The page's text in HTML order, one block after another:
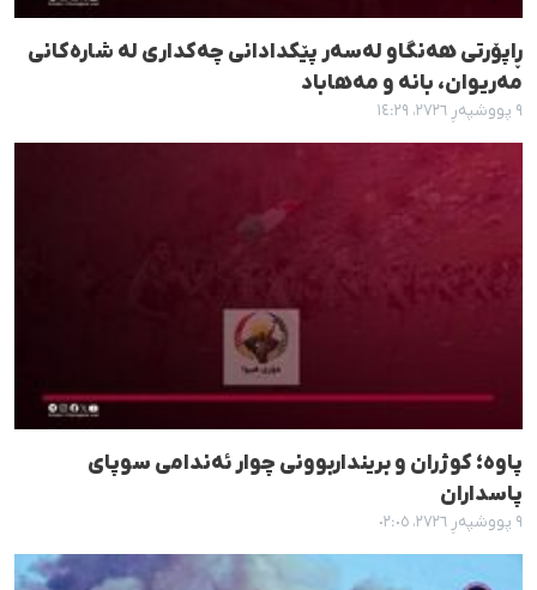
ڕاپۆرتی هەنگاو لەسەر پێکدادانی چەکداری لە شارەکانی
مەریوان، بانە و مەهاباد
٩ پووشپەڕ ٢٧٢٦، ١٤:٢٩
پاوە؛ کوژران و برینداربوونی چوار ئەندامی سوپای
پاسداران
٩ پووشپەڕ ٢٧٢٦، ٠٢:٠٥